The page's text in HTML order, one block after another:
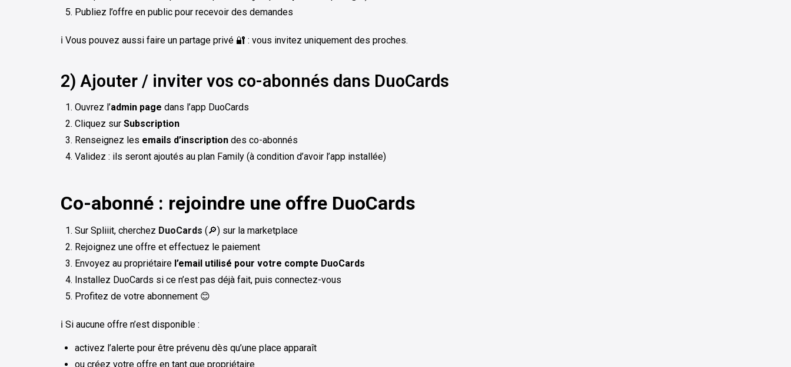
Publiez l’offre en public pour recevoir des demandes
ℹ️ Vous pouvez aussi faire un partage privé 🔐 : vous invitez uniquement des proches.
2) Ajouter / inviter vos co-abonnés dans DuoCards
Ouvrez l’admin page dans l’app DuoCards
Cliquez sur Subscription
Renseignez les emails d’inscription des co-abonnés
Validez : ils seront ajoutés au plan Family (à condition d’avoir l’app installée)
Co-abonné : rejoindre une offre DuoCards
Sur Spliiit, cherchez DuoCards (🔎) sur la marketplace
Rejoignez une offre et effectuez le paiement
Envoyez au propriétaire l’email utilisé pour votre compte DuoCards
Installez DuoCards si ce n’est pas déjà fait, puis connectez-vous
Profitez de votre abonnement 😊
ℹ️ Si aucune offre n’est disponible :
activez l’alerte pour être prévenu dès qu’une place apparaît
ou créez votre offre en tant que propriétaire